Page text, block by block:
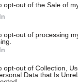
opt-out of the Sale of
opt-out of processing
opt-out of Collection,
Data that Is
κανονικά
τι είναι αυτό
«Ο
ώστε να
εξουσία,
να γίνουν με